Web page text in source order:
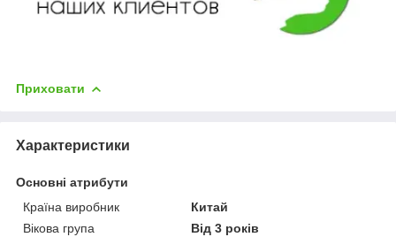
Приховати
Характеристики
Основні атрибути
Країна виробник
Китай
Вікова група
Від 3 років